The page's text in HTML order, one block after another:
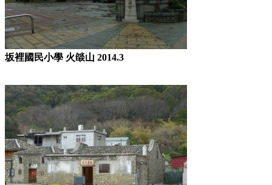
坂裡國民小學 火燄山 2014.3